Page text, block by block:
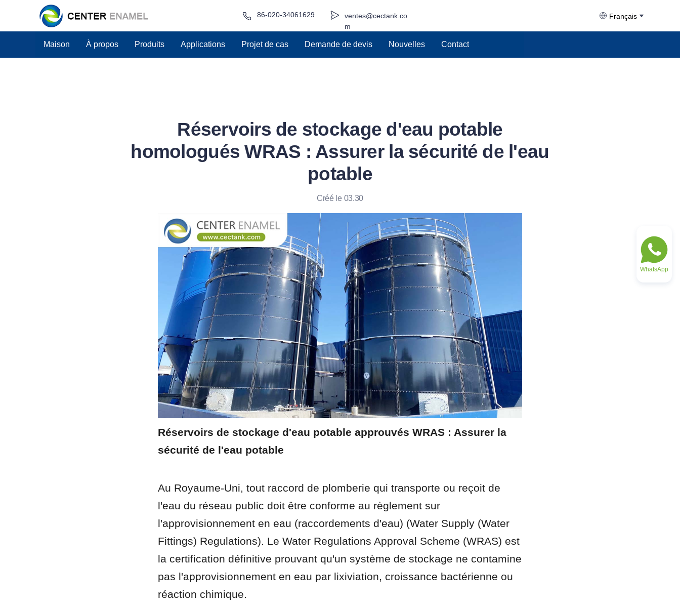
ventes@cectank.co
m
86-020-34061629 Français
Maison À propos Produits Applications Projet de cas Demande de devis Nouvelles Contact
Réservoirs de stockage d'eau potable
homologués WRAS : Assurer la sécurité de l'eau
potable
Créé le 03.30
Réservoirs de stockage d'eau potable approuvés WRAS : Assurer la
sécurité de l'eau potable
Au Royaume-Uni, tout raccord de plomberie qui transporte ou reçoit de
l'eau du réseau public doit être conforme au règlement sur
l'approvisionnement en eau (raccordements d'eau) (Water Supply (Water
Fittings) Regulations). Le Water Regulations Approval Scheme (WRAS) est
la certification définitive prouvant qu'un système de stockage ne contamine
pas l'approvisionnement en eau par lixiviation, croissance bactérienne ou
réaction chimique.
WhatsApp